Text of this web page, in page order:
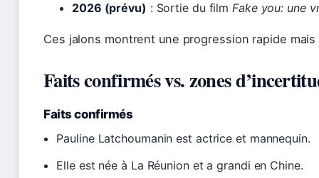
2026 (prévu) : Sortie du filmFake you: une
Ces jalons montrent une progression rapide
Faits confirmés vs. zones
Faits confirmés
Pauline Latchoumanin est actrice et mannequin.
Elle est née à La Réunion et a grandi en Chine.